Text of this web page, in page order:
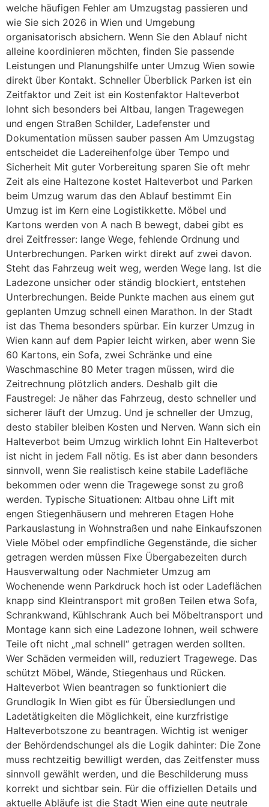
welche häufigen Fehler am Umzugstag passieren und
wie Sie sich 2026 in Wien und Umgebung
organisatorisch absichern. Wenn Sie den Ablauf nicht
alleine koordinieren möchten, finden Sie passende
Leistungen und Planungshilfe unter Umzug Wien sowie
direkt über Kontakt. Schneller Überblick Parken ist ein
Zeitfaktor und Zeit ist ein Kostenfaktor Halteverbot
lohnt sich besonders bei Altbau, langen Tragewegen
und engen Straßen Schilder, Ladefenster und
Dokumentation müssen sauber passen Am Umzugstag
entscheidet die Ladereihenfolge über Tempo und
Sicherheit Mit guter Vorbereitung sparen Sie oft mehr
Zeit als eine Haltezone kostet Halteverbot und Parken
beim Umzug warum das den Ablauf bestimmt Ein
Umzug ist im Kern eine Logistikkette. Möbel und
Kartons werden von A nach B bewegt, dabei gibt es
drei Zeitfresser: lange Wege, fehlende Ordnung und
Unterbrechungen. Parken wirkt direkt auf zwei davon.
Steht das Fahrzeug weit weg, werden Wege lang. Ist die
Ladezone unsicher oder ständig blockiert, entstehen
Unterbrechungen. Beide Punkte machen aus einem gut
geplanten Umzug schnell einen Marathon. In der Stadt
ist das Thema besonders spürbar. Ein kurzer Umzug in
Wien kann auf dem Papier leicht wirken, aber wenn Sie
60 Kartons, ein Sofa, zwei Schränke und eine
Waschmaschine 80 Meter tragen müssen, wird die
Zeitrechnung plötzlich anders. Deshalb gilt die
Faustregel: Je näher das Fahrzeug, desto schneller und
sicherer läuft der Umzug. Und je schneller der Umzug,
desto stabiler bleiben Kosten und Nerven. Wann sich ein
Halteverbot beim Umzug wirklich lohnt Ein Halteverbot
ist nicht in jedem Fall nötig. Es ist aber dann besonders
sinnvoll, wenn Sie realistisch keine stabile Ladefläche
bekommen oder wenn die Tragewege sonst zu groß
werden. Typische Situationen: Altbau ohne Lift mit
engen Stiegenhäusern und mehreren Etagen Hohe
Parkauslastung in Wohnstraßen und nahe Einkaufszonen
Viele Möbel oder empfindliche Gegenstände, die sicher
getragen werden müssen Fixe Übergabezeiten durch
Hausverwaltung oder Nachmieter Umzug am
Wochenende wenn Parkdruck hoch ist oder Ladeflächen
knapp sind Kleintransport mit großen Teilen etwa Sofa,
Schrankwand, Kühlschrank Auch bei Möbeltransport und
Montage kann sich eine Ladezone lohnen, weil schwere
Teile oft nicht „mal schnell“ getragen werden sollten.
Wer Schäden vermeiden will, reduziert Tragewege. Das
schützt Möbel, Wände, Stiegenhaus und Rücken.
Halteverbot Wien beantragen so funktioniert die
Grundlogik In Wien gibt es für Übersiedlungen und
Ladetätigkeiten die Möglichkeit, eine kurzfristige
Halteverbotszone zu beantragen. Wichtig ist weniger
der Behördendschungel als die Logik dahinter: Die Zone
muss rechtzeitig bewilligt werden, das Zeitfenster muss
sinnvoll gewählt werden, und die Beschilderung muss
korrekt und sichtbar sein. Für die offiziellen Details und
aktuelle Abläufe ist die Stadt Wien eine gute neutrale